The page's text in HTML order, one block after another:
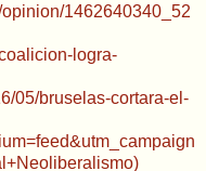
1462640340_52
logra-
05/bruselas-cortara-el-